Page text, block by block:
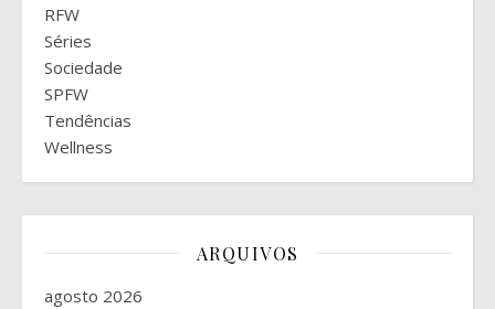
RFW
Séries
Sociedade
SPFW
Tendências
Wellness
ARQUIVOS
agosto 2026